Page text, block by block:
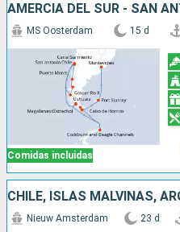
Comidas incluidas
MS Oosterdam 15 d
Nieuw Amsterdam 23 d